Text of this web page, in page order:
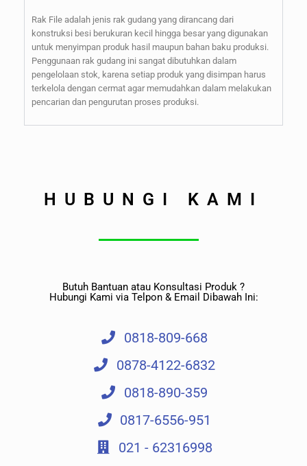
Rak File adalah jenis rak gudang yang dirancang dari
konstruksi besi berukuran kecil hingga besar yang digunakan
untuk menyimpan produk hasil maupun bahan baku produksi.
Penggunaan rak gudang ini sangat dibutuhkan dalam
pengelolaan stok, karena setiap produk yang disimpan harus
terkelola dengan cermat agar memudahkan dalam melakukan
pencarian dan pengurutan proses produksi.
HUBUNGI KAMI
Butuh Bantuan atau Konsultasi Produk ?
Hubungi Kami via Telpon & Email Dibawah Ini:
0818-809-668
0878-4122-6832
0818-890-359
0817-6556-951
021 - 62316998